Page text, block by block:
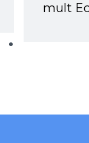
mult